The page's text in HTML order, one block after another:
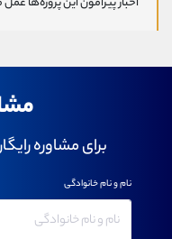
برای مشاوره
نام و نام خانوادگی